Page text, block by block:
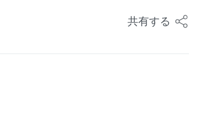
共有する